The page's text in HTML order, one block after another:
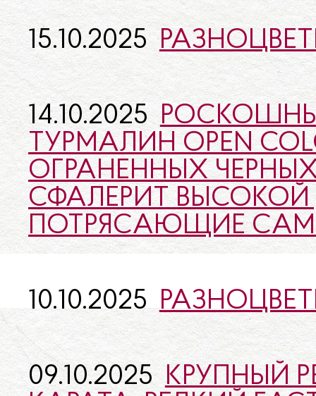
15.10.2025
14.10.2025
ТУРМАЛИН OPEN
ОГРАНЕННЫХ
СФАЛЕРИТ ВЫСОКОЙ
ПОТРЯСАЮЩИЕ
10.10.2025
09.10.2025 КРУПНЫЙ